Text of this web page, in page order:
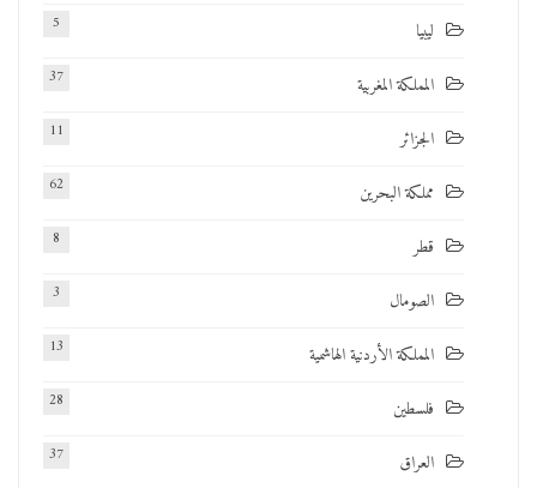
ليبيا 5
المملكة المغربية 37
الجزائر 11
مملكة البحرين 62
قطر 8
الصومال 3
المملكة الأردنية الهاشمية 13
فلسطين 28
العراق 37